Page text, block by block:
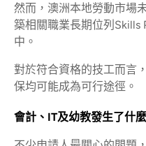
然而，澳洲本地勞動市場
築相關職業長期位列Skills
中。
對於符合資格的技工而言
保均可能成為可行途徑。
會計、IT及幼教發生了什